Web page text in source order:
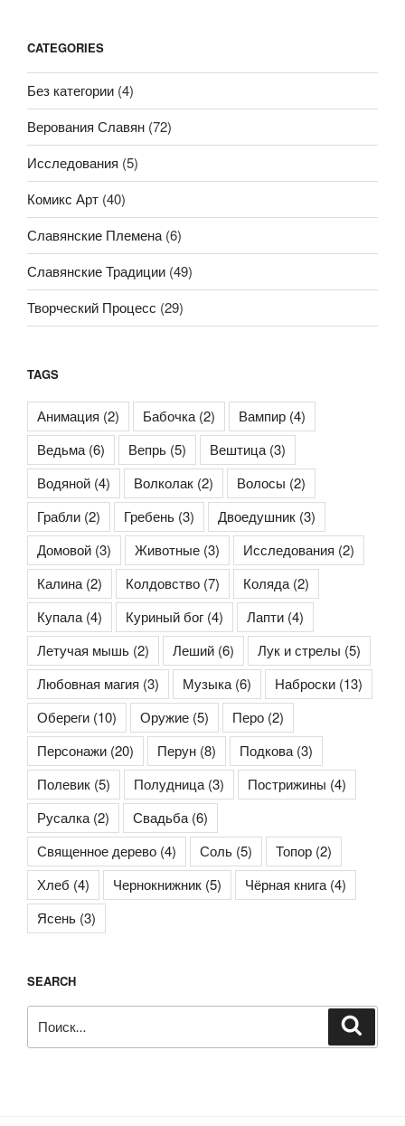
CATEGORIES
Без категории (4)
Верования Славян (72)
Исследования (5)
Комикс Арт (40)
Славянские Племена (6)
Славянские Традиции (49)
Творческий Процесс (29)
TAGS
Анимация (2) Бабочка (2) Вампир (4)
Ведьма (6) Вепрь (5) Вештица (3)
Водяной (4) Волколак (2) Волосы (2)
Грабли (2) Гребень (3) Двоедушник (3)
Домовой (3) Животные (3) Исследования (2)
Калина (2) Колдовство (7) Коляда (2)
Купала (4) Куриный бог (4) Лапти (4)
Летучая мышь (2) Леший (6) Лук и стрелы (5)
Любовная магия (3) Музыка (6) Наброски (13)
Обереги (10) Оружие (5) Перо (2)
Персонажи (20) Перун (8) Подкова (3)
Полевик (5) Полудница (3) Пострижины (4)
Русалка (2) Свадьба (6)
Священное дерево (4) Соль (5) Топор (2)
Хлеб (4) Чернокнижник (5) Чёрная книга (4)
Ясень (3)
SEARCH